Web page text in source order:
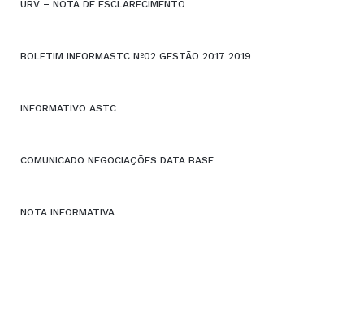
URV – NOTA DE ESCLARECIMENTO
BOLETIM INFORMASTC Nº02 GESTÃO 2017 2019
INFORMATIVO ASTC
COMUNICADO NEGOCIAÇÕES DATA BASE
NOTA INFORMATIVA